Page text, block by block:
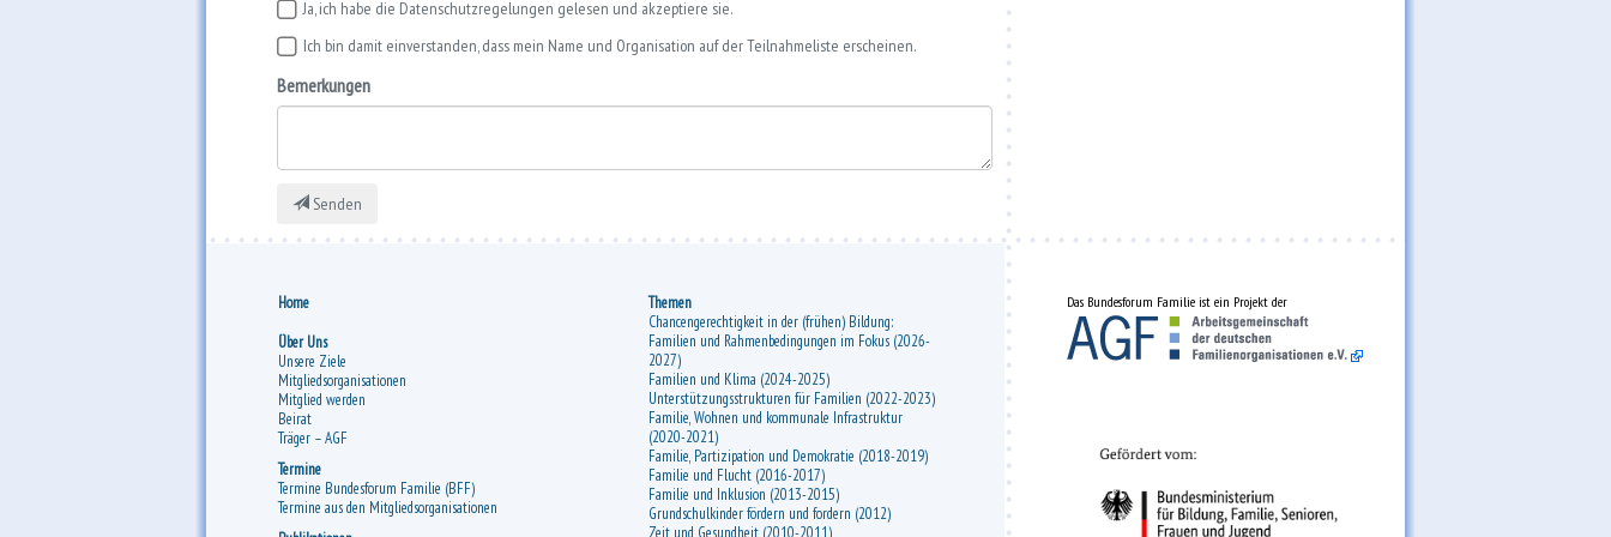
Ja, ich habe die Datenschutzregelungen gelesen und akzeptiere sie.
Ich bin damit einverstanden, dass mein Name und Organisation auf der Teilnahmeliste erscheinen.
Bemerkungen
Senden
Home
Über Uns
Unsere Ziele
Mitgliedsorganisationen
Mitglied werden
Beirat
Träger – AGF
Termine
Termine Bundesforum Familie (BFF)
Termine aus den Mitgliedsorganisationen
Themen
Chancengerechtigkeit in der (frühen) Bildung:
Familien und Rahmenbedingungen im Fokus (2026-
2027)
Familien und Klima (2024-2025)
Unterstützungsstrukturen für Familien (2022-2023)
Familie, Wohnen und kommunale Infrastruktur
(2020-2021)
Familie, Partizipation und Demokratie (2018-2019)
Familie und Flucht (2016-2017)
Familie und Inklusion (2013-2015)
Grundschulkinder fördern und fordern (2012)
Zeit und Gesundheit (2010-2011)
Das Bundesforum Familie ist ein Projekt der